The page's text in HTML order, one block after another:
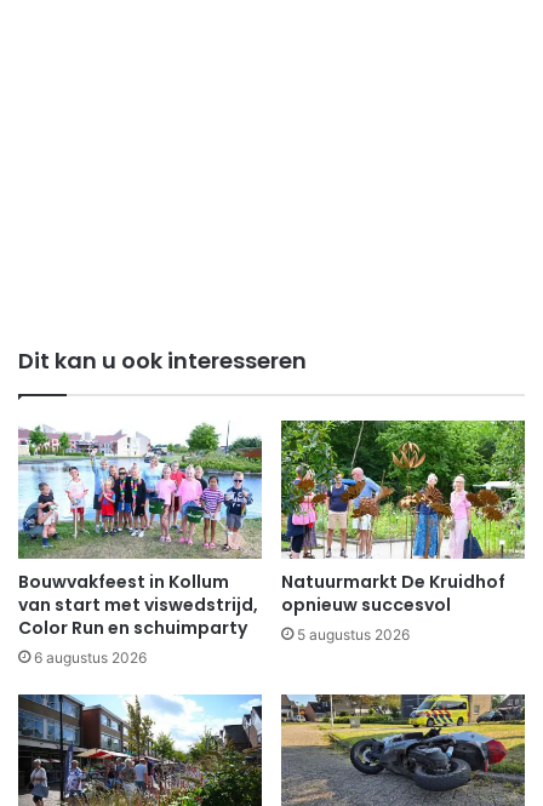
Dit kan u ook interesseren
Bouwvakfeest in Kollum
van start met viswedstrijd,
Color Run en schuimparty
6 augustus 2026
Natuurmarkt De Kruidhof
opnieuw succesvol
5 augustus 2026